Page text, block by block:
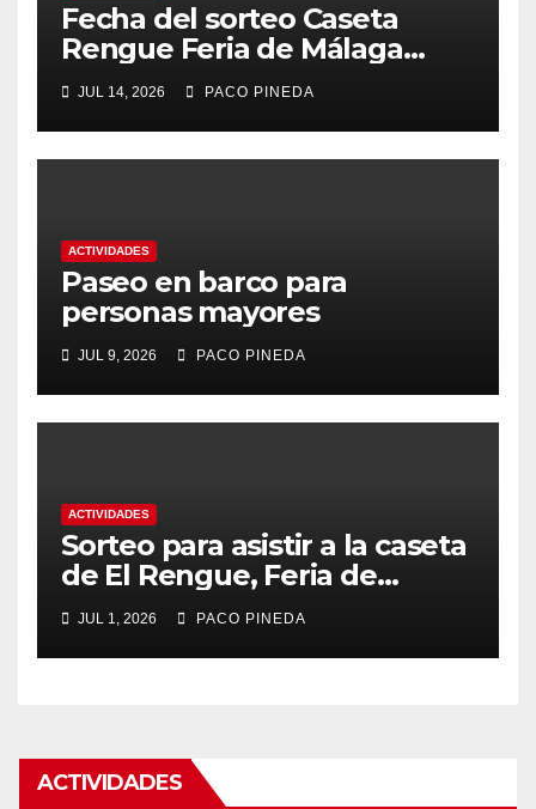
Fecha del sorteo Caseta
Rengue Feria de Málaga
2026
JUL 14, 2026 PACO PINEDA
ACTIVIDADES
Paseo en barco para
personas mayores
JUL 9, 2026 PACO PINEDA
ACTIVIDADES
Sorteo para asistir a la caseta
de El Rengue, Feria de
Málaga 2026
JUL 1, 2026 PACO PINEDA
ACTIVIDADES